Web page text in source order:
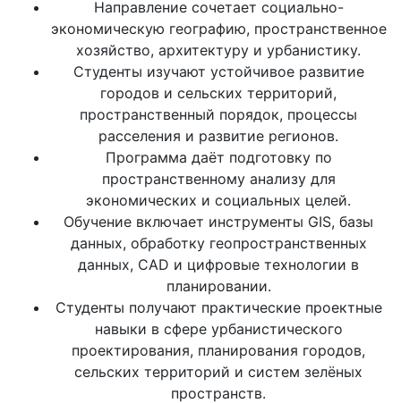
Направление сочетает социально-
экономическую географию, пространственное
хозяйство, архитектуру и урбанистику.
Студенты изучают устойчивое развитие
городов и сельских территорий,
пространственный порядок, процессы
расселения и развитие регионов.
Программа даёт подготовку по
пространственному анализу для
экономических и социальных целей.
Обучение включает инструменты GIS, базы
данных, обработку геопространственных
данных, CAD и цифровые технологии в
планировании.
Студенты получают практические проектные
навыки в сфере урбанистического
проектирования, планирования городов,
сельских территорий и систем зелёных
пространств.